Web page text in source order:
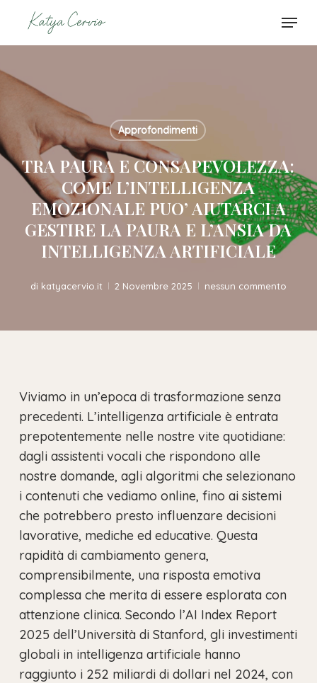
main
content
Menu
Close
Cart
Approfondimenti
TRA PAURA E CONSAPEVOLEZZA:
COME L’INTELLIGENZA
EMOZIONALE PUO’ AIUTARCI A
GESTIRE LA PAURA E L’ANSIA DA
INTELLIGENZA ARTIFICIALE
di katyacervio.it 2 Novembre 2025 nessun commento
Viviamo in un’epoca di trasformazione senza
precedenti. L’intelligenza artificiale è entrata
prepotentemente nelle nostre vite quotidiane:
dagli assistenti vocali che rispondono alle
nostre domande, agli algoritmi che selezionano
i contenuti che vediamo online, fino ai sistemi
che potrebbero presto influenzare decisioni
lavorative, mediche ed educative. Questa
rapidità di cambiamento genera,
comprensibilmente, una risposta emotiva
complessa che merita di essere esplorata con
attenzione clinica. Secondo l’AI Index Report
2025 dell’Università di Stanford, gli investimenti
globali in intelligenza artificiale hanno
raggiunto i 252 miliardi di dollari nel 2024, con